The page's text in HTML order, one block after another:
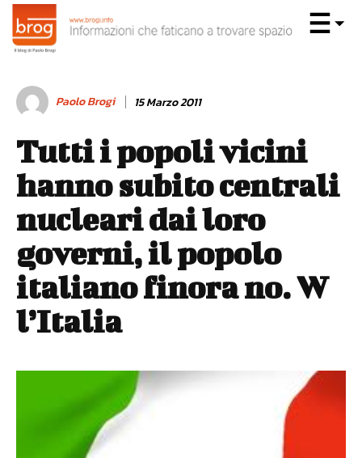
Paolo Brogi 15 Marzo 2011
Tutti i popoli vicini
hanno subito centrali
nucleari dai loro
governi, il popolo
italiano finora no. W
l’Italia